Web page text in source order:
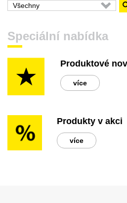
Speciální nabídka
Produktové
více
Produkty v akci
více